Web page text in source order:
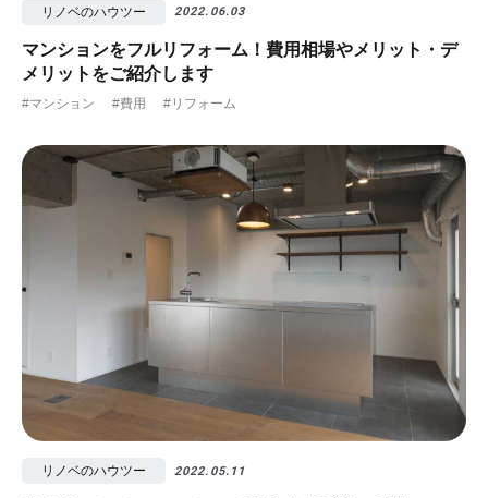
リノベのハウツー 2022.06.03
マンションをフルリフォーム！費用相場やメリット・デ
メリットをご紹介します
#マンション #費用 #リフォーム
リノベのハウツー 2022.05.11